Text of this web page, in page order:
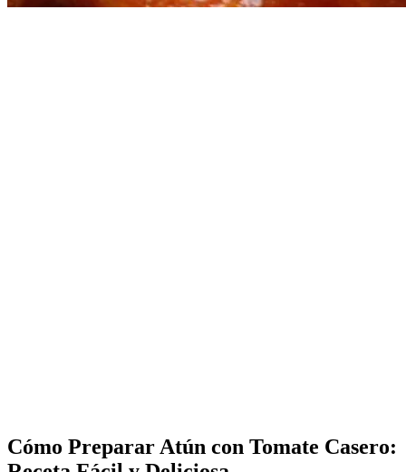
Cómo Preparar Atún con Tomate Casero: